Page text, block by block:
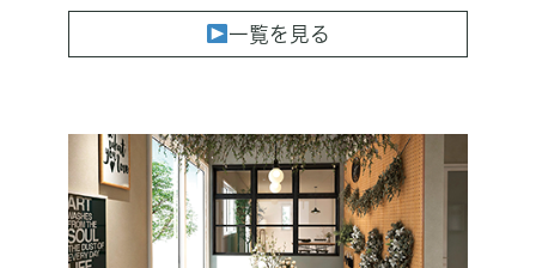
一覧を見る